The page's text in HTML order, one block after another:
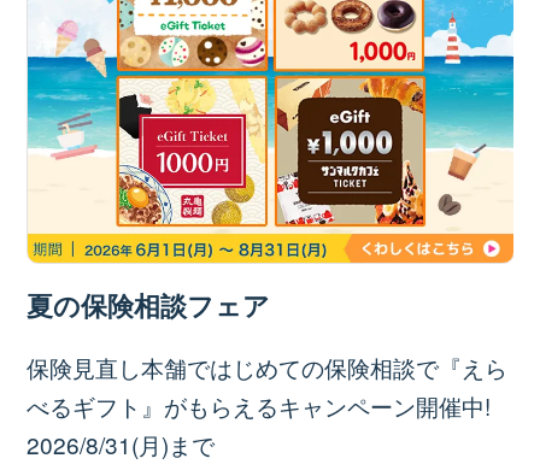
夏の保険相談フェア
保険見直し本舗ではじめての保険相談で『えら
べるギフト』がもらえるキャンペーン開催中!
2026/8/31(月)まで